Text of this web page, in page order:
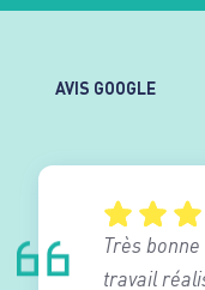
AVIS GOOGLE
Très
travail